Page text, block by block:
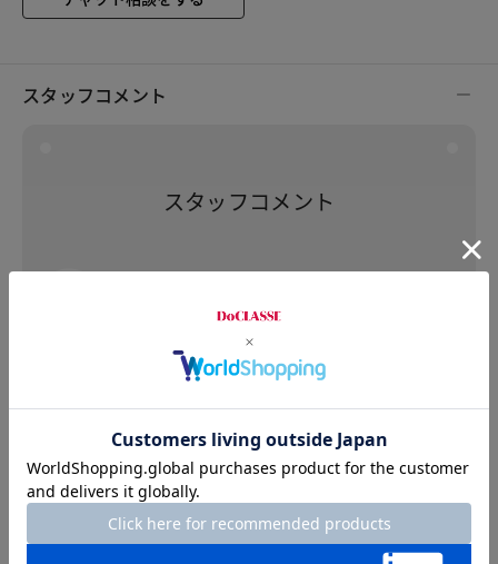
スタッフコメント
スタッフコメント
普段のサイズ：22.5㎝ 着用感 :ちょうどよい
約9（8.5）cmもあるとは思えない！調整ベルトの
穴も5つあるので、しっかり自分の足に合わせて履
きやすく、着脱もバックベルトのみなので、ラク
です。甲高な方こそ是非足がより綺麗に見えるの
でおすすめです。